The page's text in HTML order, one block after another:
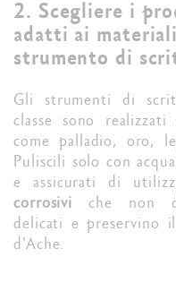
2. Scegliere i
adatti ai
strumento di
Gli strumenti di
classe sono realizzati
come palladio, oro,
Puliscili solo con
e assicurati di
corrosivi che non
delicati e preservino il
d'Ache.